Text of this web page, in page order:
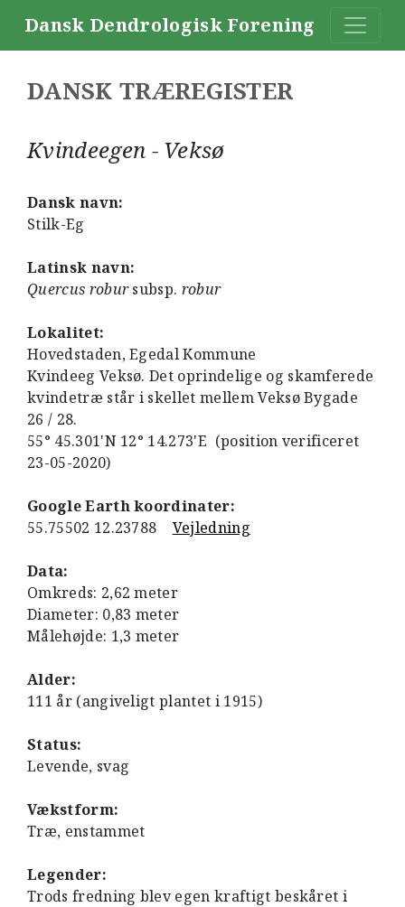
Dansk Dendrologisk Forening
DANSK TRÆREGISTER
Kvindeegen - Veksø
Dansk navn:
Stilk-Eg
Latinsk navn:
Quercus robursubsp. robur
Lokalitet:
Hovedstaden, Egedal Kommune
Kvindeeg Veksø. Det oprindelige og skamferede
kvindetræ står i skellet mellem Veksø Bygade
26 / 28.
55° 45.301'N 12° 14.273'E (position verificeret
23-05-2020)
Google Earth koordinater:
55.75502 12.23788 Vejledning
Data:
Omkreds: 2,62 meter
Diameter: 0,83 meter
Målehøjde: 1,3 meter
Alder:
111 år (angiveligt plantet i 1915)
Status:
Levende, svag
Vækstform:
Træ, enstammet
Legender:
Trods fredning blev egen kraftigt beskåret i